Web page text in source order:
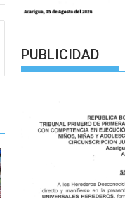
PUBLICIDAD